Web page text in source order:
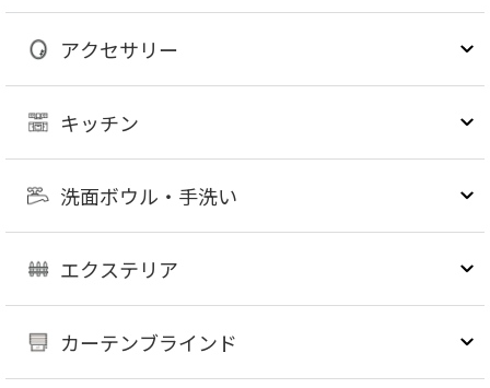
アクセサリー
キッチン
洗面ボウル・手洗い
エクステリア
カーテンブラインド